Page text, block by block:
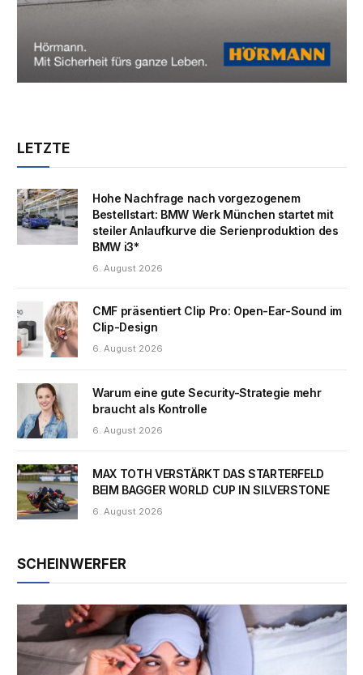
LETZTE
Hohe Nachfrage nach vorgezogenem
Bestellstart: BMW Werk München startet mit
steiler Anlaufkurve die Serienproduktion des
BMW i3*
6. August 2026
CMF präsentiert Clip Pro: Open-Ear-Sound im
Clip-Design
6. August 2026
Warum eine gute Security-Strategie mehr
braucht als Kontrolle
6. August 2026
MAX TOTH VERSTÄRKT DAS STARTERFELD
BEIM BAGGER WORLD CUP IN SILVERSTONE
6. August 2026
SCHEINWERFER